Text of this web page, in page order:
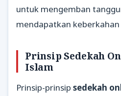
untuk mengemban
mendapatkan keberkahan
Prinsip Sedekah
Islam
Prinsip-prinsip sedekah